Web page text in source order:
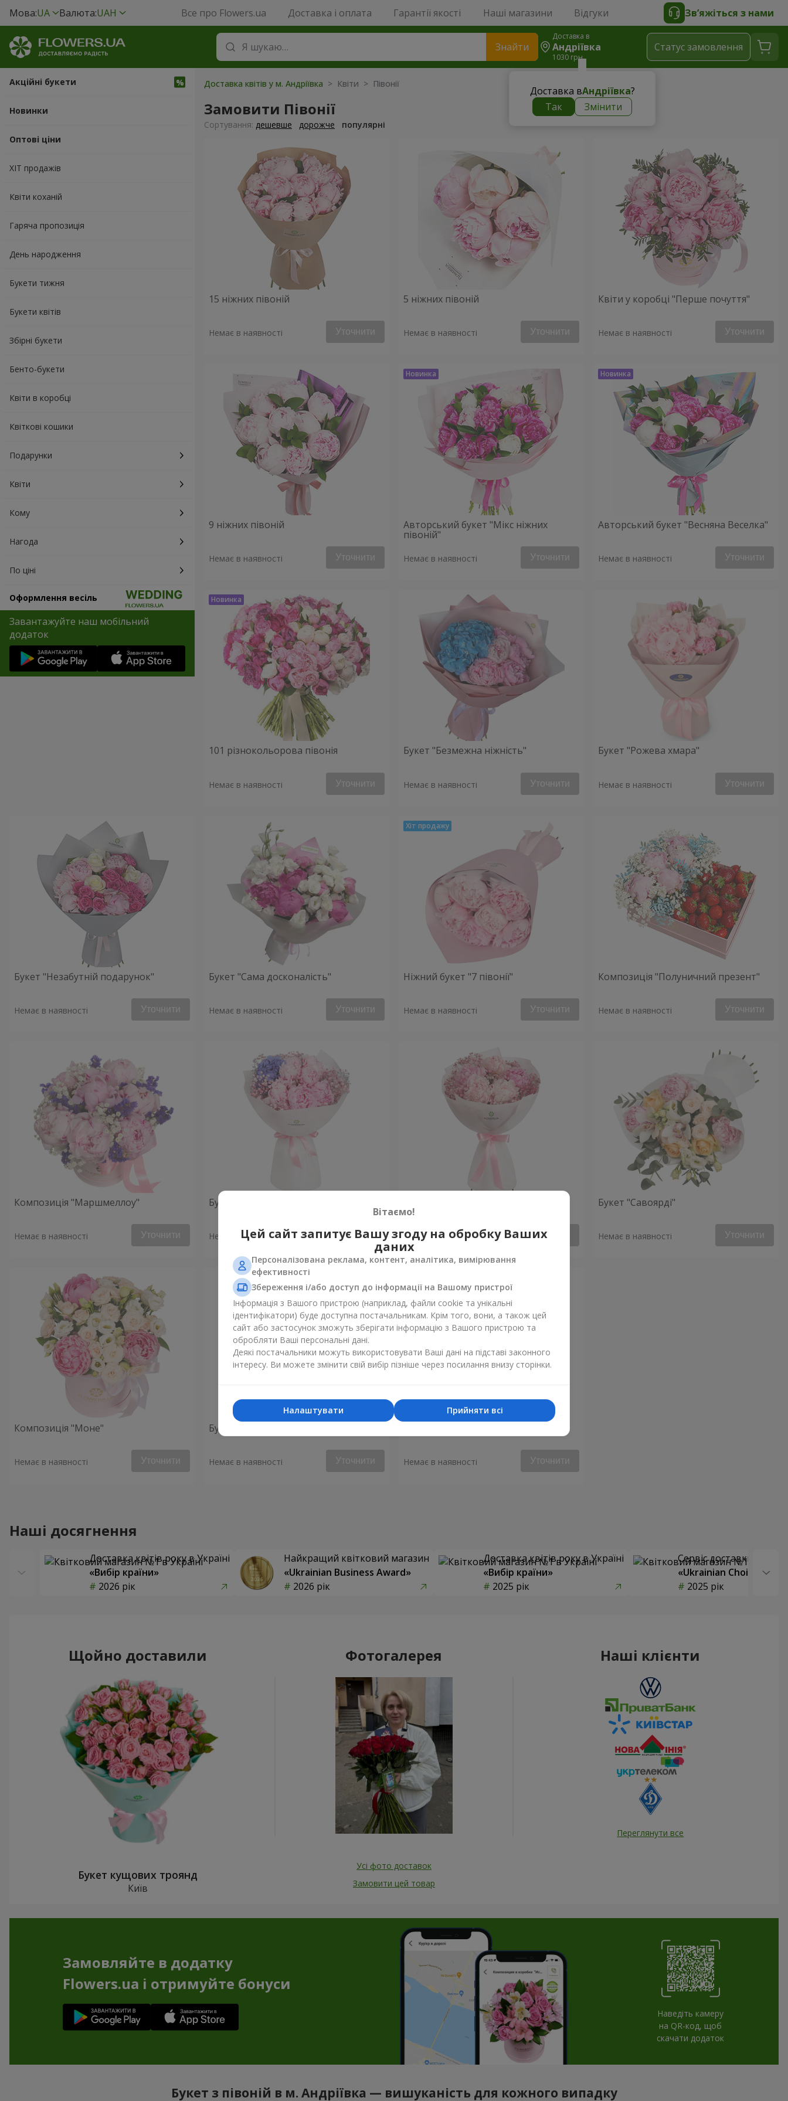
Мова:UA Валюта:UAH Все про Flowers.ua Доставка і оплата Гарантії якості Наші магазини Відгуки Зв’яжіться з нами
Знайти
Доставка в
Андріївка
1030 грн
Доставка вАндріївка?
Так
Змінити
Статус замовлення
Акційні букети
Новинки
Оптові ціни
ХІТ продажів
Квіти коханій
Гаряча пропозиція
День народження
Букети тижня
Букети квітів
Збірні букети
Бенто-букети
Квіти в коробці
Квіткові кошики
Подарунки
Квіти
Кому
Нагода
По ціні
Оформлення весіль
Завантажуйте наш мобільний
додаток
Доставка квітів у м. Андріївка > Квіти > Півонії
Замовити Півонії
Сортування: дешевше дорожче популярні
15 ніжних півоній
Немає в наявності Уточнити
5 ніжних півоній
Немає в наявності Уточнити
Квіти у коробці "Перше почуття"
Немає в наявності Уточнити
9 ніжних півоній
Немає в наявності Уточнити
Авторський букет "Мікс ніжних
півоній"
Немає в наявності Уточнити
Авторський букет "Весняна Веселка"
Немає в наявності Уточнити
101 різнокольорова півонія
Немає в наявності Уточнити
Букет "Безмежна ніжність"
Немає в наявності Уточнити
Букет "Рожева хмара"
Немає в наявності Уточнити
Букет "Незабутній подарунок"
Немає в наявності Уточнити
Букет "Сама досконалість"
Немає в наявності Уточнити
Ніжний букет "7 півонії"
Немає в наявності Уточнити
Композиція "Полуничний презент"
Немає в наявності Уточнити
Композиція "Маршмеллоу"
Немає в наявності Уточнити
Букет «Ранок у Спечлі»
Немає в наявності Уточнити Немає в наявності Уточнити
Букет "Савоярді"
Немає в наявності Уточнити
Композиція "Моне"
Немає в наявності Уточнити
Букет "Почуй моє серце"
Немає в наявності Уточнити Немає в наявності Уточнити
Наші досягнення
Доставка квітів року в Україні
«Вибір країни»
2026 рік
Найкращий квітковий магазин
«Ukrainian Business Award»
2026 рік
Доставка квітів року в Україні
«Вибір країни»
2025 рік
Сервіс доставки квітів
«Ukrainian Choice»
2025 рік
Щойно доставили
Букет кущових троянд
Київ
Фотогалерея
Усі фото доставок
Замовити цей товар
Наші клієнти
Переглянути все
Замовляйте в додатку
Flowers.ua і отримуйте бонуси
Наведіть камеру
на QR-код, щоб
скачати додаток
Букет з півоній в м. Андріївка — вишуканість для кожного випадку
Вітаємо!
Цей сайт запитує Вашу згоду на обробку Ваших
даних
Персоналізована реклама, контент, аналітика, вимірювання
ефективності
Збереження і/або доступ до інформації на Вашому пристрої
Інформація з Вашого пристрою (наприклад, файли cookie та унікальні
ідентифікатори) буде доступна постачальникам. Крім того, вони, а також цей
сайт або застосунок зможуть зберігати інформацію з Вашого пристрою та
обробляти Ваші персональні дані.
Деякі постачальники можуть використовувати Ваші дані на підставі законного
інтересу. Ви можете змінити свій вибір пізніше через посилання внизу сторінки.
Прийняти всі
Налаштувати